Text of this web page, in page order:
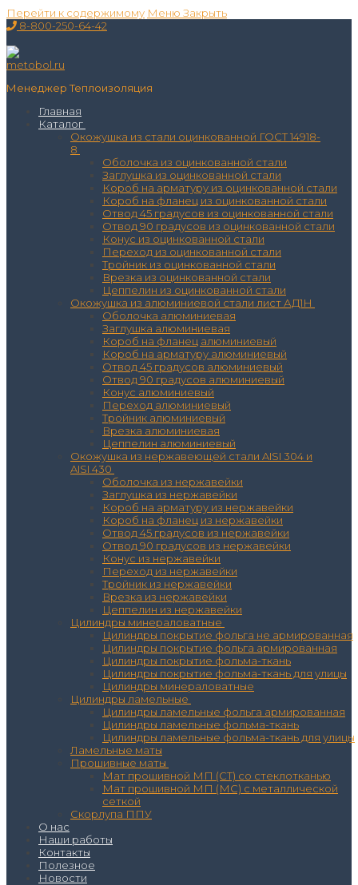
Перейти к содержимому Меню Закрыть
8-800-250-64-42
Менеджер Теплоизоляция
Главная
Каталог
Окожушка из стали оцинкованной ГОСТ 14918-
8
Оболочка из оцинкованной стали
Заглушка из оцинкованной стали
Короб на арматуру из оцинкованной стали
Короб на фланец из оцинкованной стали
Отвод 45 градусов из оцинкованной стали
Отвод 90 градусов из оцинкованной стали
Конус из оцинкованной стали
Переход из оцинкованной стали
Тройник из оцинкованной стали
Врезка из оцинкованной стали
Цеппелин из оцинкованной стали
Окожушка из алюминиевой стали лист АД1Н
Оболочка алюминиевая
Заглушка алюминиевая
Короб на фланец алюминиевый
Короб на арматуру алюминиевый
Отвод 45 градусов алюминиевый
Отвод 90 градусов алюминиевый
Конус алюминиевый
Переход алюминиевый
Тройник алюминиевый
Врезка алюминиевая
Цеппелин алюминиевый
Окожушка из нержавеющей стали AISI 304 и
AISI 430
Оболочка из нержавейки
Заглушка из нержавейки
Короб на арматуру из нержавейки
Короб на фланец из нержавейки
Отвод 45 градусов из нержавейки
Отвод 90 градусов из нержавейки
Конус из нержавейки
Переход из нержавейки
Тройник из нержавейки
Врезка из нержавейки
Цеппелин из нержавейки
Цилиндры минераловатные
Цилиндры покрытие фольга не армированная
Цилиндры покрытие фольга армированная
Цилиндры покрытие фольма-ткань
Цилиндры покрытие фольма-ткань для улицы
Цилиндры минераловатные
Цилиндры ламельные
Цилиндры ламельные фольга армированная
Цилиндры ламельные фольма-ткань
Цилиндры ламельные фольма-ткань для улицы
Ламельные маты
Прошивные маты
Мат прошивной МП (СТ) со стеклотканью
Мат прошивной МП (МС) с металлической
сеткой
Скорлупа ППУ
О нас
Наши работы
Контакты
Полезное
Новости